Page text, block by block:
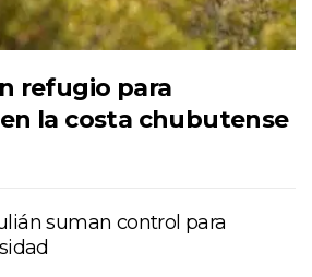
refugio para
la costa chubutense
suman control para